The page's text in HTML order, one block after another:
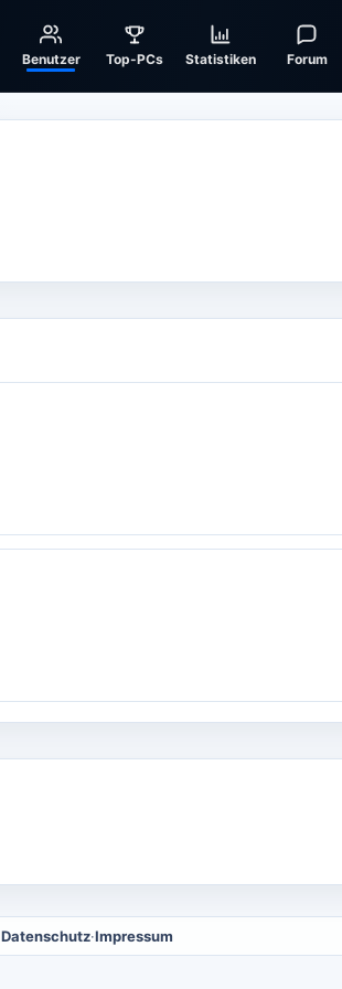
Benutzer Top-PCs Statistiken Forum
Datenschutz·Impressum